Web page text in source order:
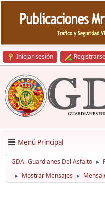
Iniciar sesión Registrarse
Menú Principal
GDA.-Guardianes Del Asfalto ►
► Mostrar Mensajes ►